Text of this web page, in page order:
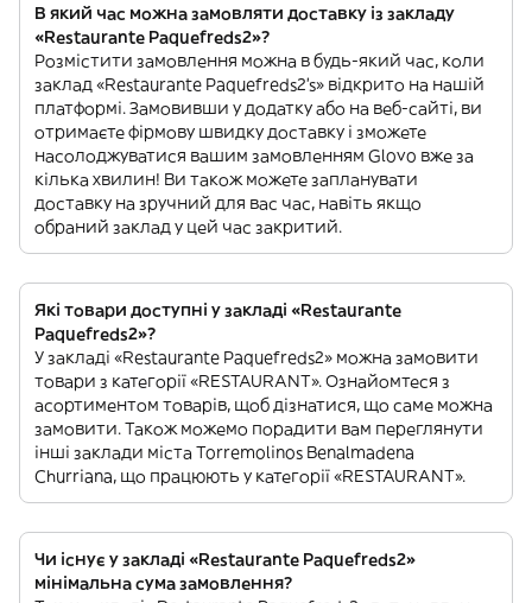
В який час можна замовляти доставку із закладу
«Restaurante Paquefreds2»?
Розмістити замовлення можна в будь-який час, коли
заклад «Restaurante Paquefreds2’s» відкрито на нашій
платформі. Замовивши у додатку або на веб-сайті, ви
отримаєте фірмову швидку доставку і зможете
насолоджуватися вашим замовленням Glovo вже за
кілька хвилин! Ви також можете запланувати
доставку на зручний для вас час, навіть якщо
обраний заклад у цей час закритий.
Які товари доступні у закладі «Restaurante
Paquefreds2»?
У закладі «Restaurante Paquefreds2» можна замовити
товари з категорії «RESTAURANT». Ознайомтеся з
асортиментом товарів, щоб дізнатися, що саме можна
замовити. Також можемо порадити вам переглянути
інші заклади міста Torremolinos Benalmadena
Churriana, що працюють у категорії «RESTAURANT».
Чи існує у закладі «Restaurante Paquefreds2»
мінімальна сума замовлення?